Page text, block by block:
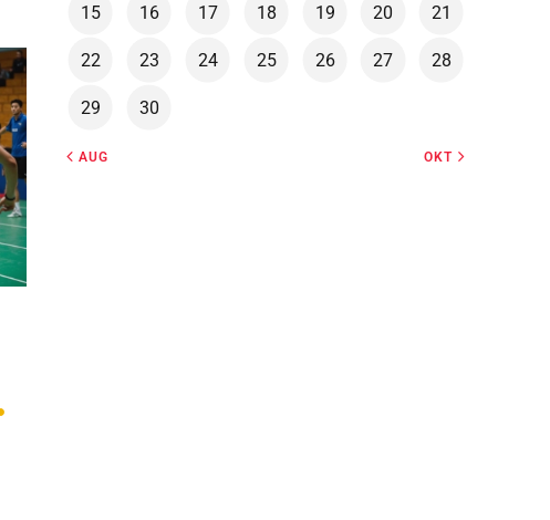
15 16 17 18 19 20 21
22 23 24 25 26 27 28
29 30
« AUG OKT »